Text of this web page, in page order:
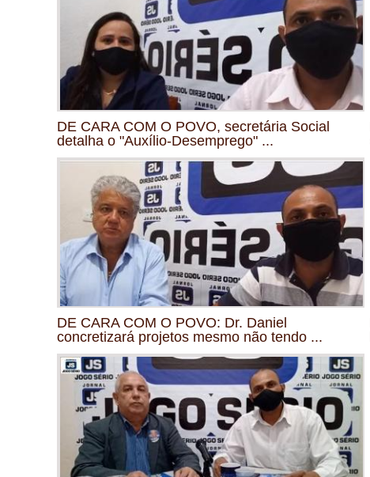
DE CARA COM O POVO, secretária Social
detalha o "Auxílio-Desemprego" ...
DE CARA COM O POVO: Dr. Daniel
concretizará projetos mesmo não tendo ...